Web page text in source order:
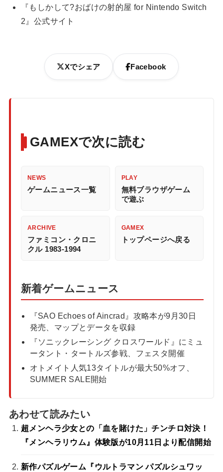
『もしかして?おばけの射的屋 for Nintendo Switch
2』公式サイト
Xでシェア Facebook
GAMEXで次に読む
NEWS
ゲームニュース一覧
PLAY
無料ブラウザゲーム
で遊ぶ
ARCHIVE
ファミコン・クロニ
クル 1983-1994
GAMEX
トップページへ戻る
新着ゲームニュース
『SAO Echoes of Aincrad』攻略本が9月30日
発売、マップとデータを収録
『ソニックレーシング クロスワールド』にミュ
ータント・タートルズ参戦、フェスタ開催
オトメイト人気13タイトルが最大50%オフ、
SUMMER SALE開始
あわせて読みたい
超メンヘラ少女との「血を賭けた」チンチロ対決！
『メンヘラリウム』体験版が10月11日より配信開始
新作パズルゲーム『ウルトラマン パズルシュワッ